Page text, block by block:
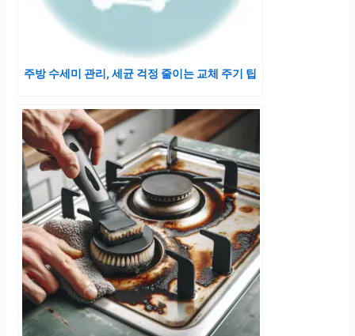
주방 수세미 관리, 세균 걱정 줄이는 교체 주기 팁